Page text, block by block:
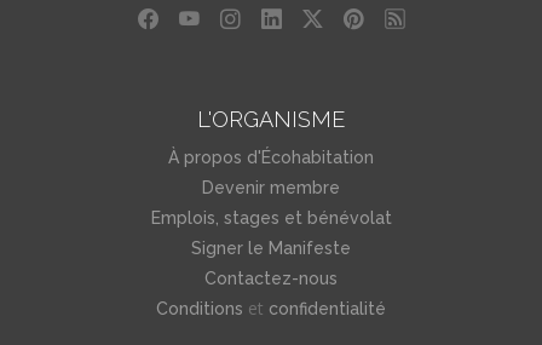
L'ORGANISME
À propos d'Écohabitation
Devenir membre
Emplois, stages et bénévolat
Signer le Manifeste
Contactez-nous
Conditions et confidentialité